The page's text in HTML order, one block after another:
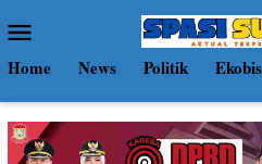
ke
kontenMobile
Home News Politik Ekobis